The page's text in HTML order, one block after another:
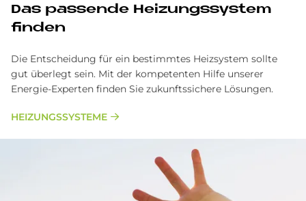
Das passende Heizungssystem
finden
Die Entscheidung für ein bestimmtes Heizsystem sollte
gut überlegt sein. Mit der kompetenten Hilfe unserer
Energie-Experten finden Sie zukunftssichere Lösungen.
HEIZUNGSSYSTEME